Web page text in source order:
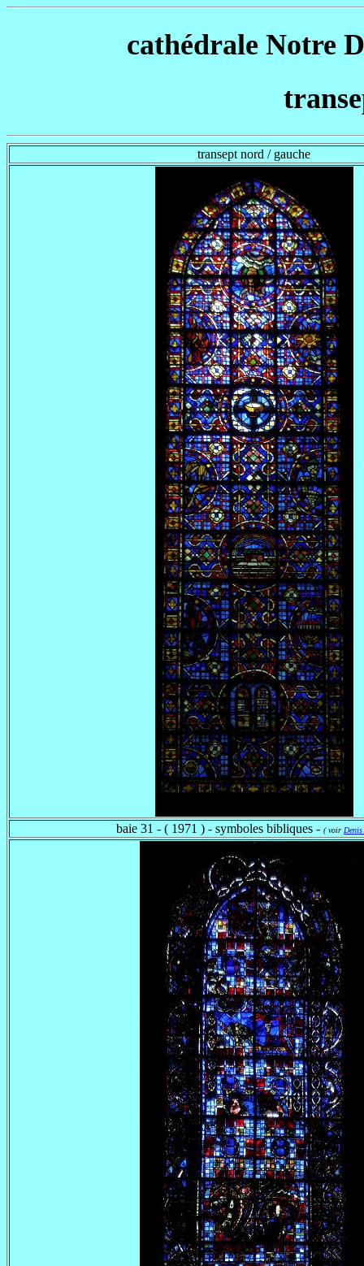
cathédrale Notre
transept nord / gauche
baie 31 - ( 1971 ) - symboles bibliques - ( voir